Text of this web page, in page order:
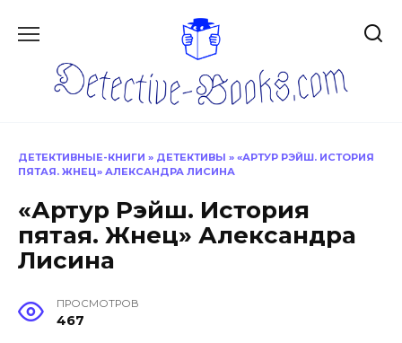
ДЕТЕКТИВНЫЕ-КНИГИ » ДЕТЕКТИВЫ » «АРТУР РЭЙШ. ИСТОРИЯ
ПЯТАЯ. ЖНЕЦ» АЛЕКСАНДРА ЛИСИНА
«Артур Рэйш. История
пятая. Жнец» Александра
Лисина
ПРОСМОТРОВ
467